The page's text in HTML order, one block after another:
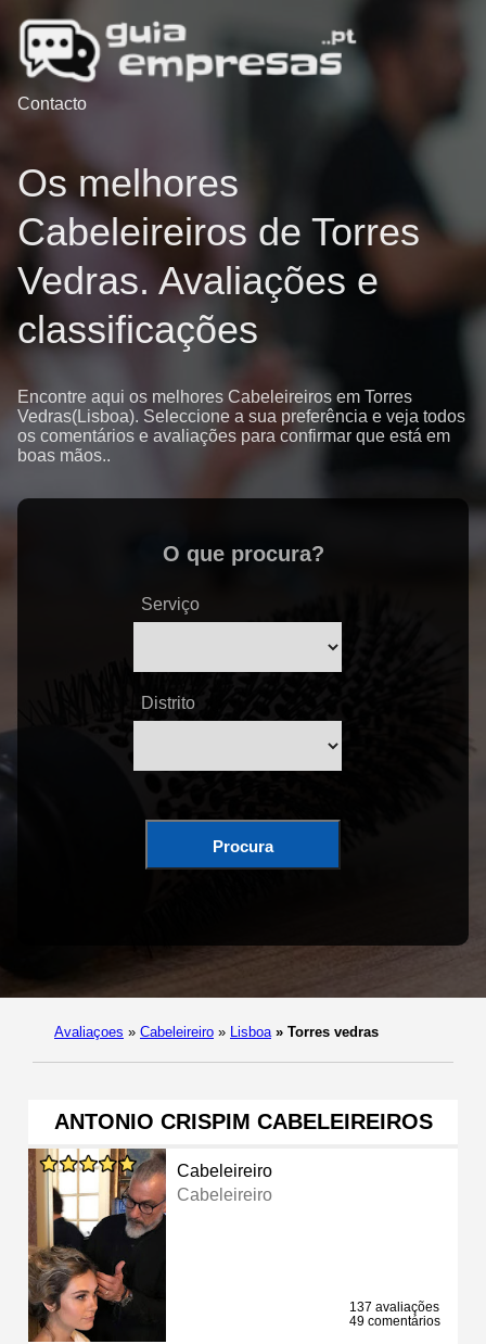
Contacto
Os melhores
Cabeleireiros de Torres
Vedras. Avaliações e
classificações
Encontre aqui os melhores Cabeleireiros em Torres
Vedras(Lisboa). Seleccione a sua preferência e veja todos
os comentários e avaliações para confirmar que está em
boas mãos..
O que procura?
Serviço
Distrito
Procura
Avaliaçoes » Cabeleireiro » Lisboa » Torres vedras
ANTONIO CRISPIM CABELEIREIROS
Cabeleireiro
Cabeleireiro
137 avaliações
49 comentários